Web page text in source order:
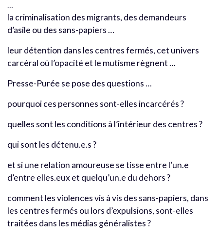
…
la criminalisation des migrants, des demandeurs
d’asile ou des sans-papiers …
leur détention dans les centres fermés, cet univers
carcéral où l’opacité et le mutisme règnent …
Presse-Purée se pose des questions …
pourquoi ces personnes sont-elles incarcérés ?
quelles sont les conditions à l’intérieur des centres ?
qui sont les détenu.e.s ?
et si une relation amoureuse se tisse entre l’un.e
d’entre elles.eux et quelqu’un.e du dehors ?
comment les violences vis à vis des sans-papiers, dans
les centres fermés ou lors d’expulsions, sont-elles
traitées dans les médias généralistes ?